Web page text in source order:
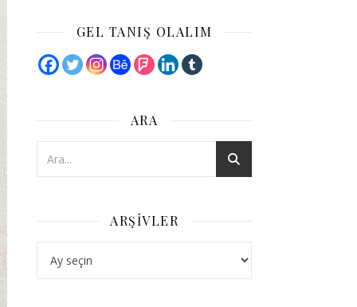
GEL TANIŞ OLALIM
ARA
ARŞIVLER